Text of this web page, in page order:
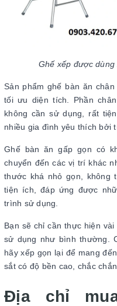
Ghế xếp được
Sản phẩm ghế bàn ăn
tối ưu diện tích. Phần
không cần sử dụng, rất
nhiều gia đình yêu thích bởi
Ghế bàn ăn gấp gọn có
chuyển đến các vị trí khác
thước khá nhỏ gọn, không
tiện ích, đáp ứng được
trình sử dụng.
Bạn sẽ chỉ cần thực hiện
sử dụng như bình thường.
hãy xếp gọn lại để mang
sắt có độ bền cao, chắc
Địa chỉ